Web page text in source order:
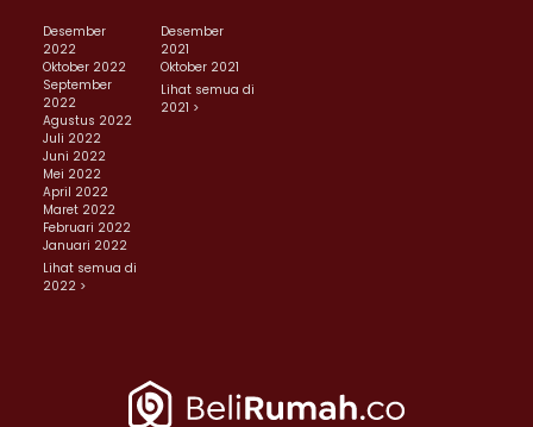
Desember
2022
Oktober 2022
September
2022
Agustus 2022
Juli 2022
Juni 2022
Mei 2022
April 2022
Maret 2022
Februari 2022
Januari 2022
Lihat semua di
2022 >
Desember
2021
Oktober 2021
Lihat semua di
2021 >